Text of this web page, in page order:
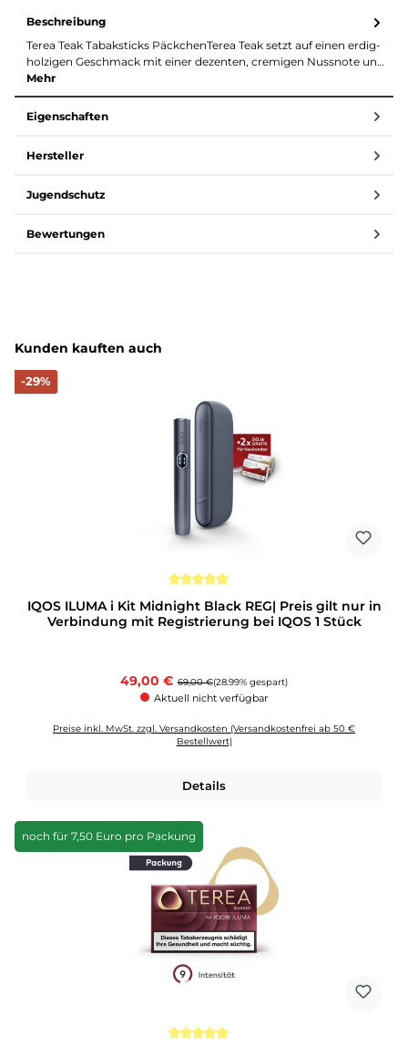
Beschreibung
Terea Teak Tabaksticks PäckchenTerea Teak setzt auf einen erdig-
holzigen Geschmack mit einer dezenten, cremigen Nussnote un…
Mehr
Eigenschaften
Hersteller
Jugendschutz
Bewertungen
Produktgalerie überspringen
Kunden kauften auch
-29%Rabatt
IQOS ILUMA i Kit Midnight Black REG| Preis gilt nur in
Verbindung mit Registrierung bei IQOS 1 Stück
Verkaufspreis:
49,00 € Regulärer Preis:
69,00 €(28.99% gespart)
Aktuell nicht verfügbar
Preise inkl. MwSt. zzgl. Versandkosten (Versandkostenfrei ab 50 €
Bestellwert)
Details
noch für 7,50 Euro pro Packung